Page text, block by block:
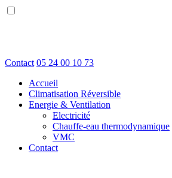
Contact 05 24 00 10 73
Accueil
Climatisation Réversible
Energie & Ventilation
Electricité
Chauffe-eau thermodynamique
VMC
Contact